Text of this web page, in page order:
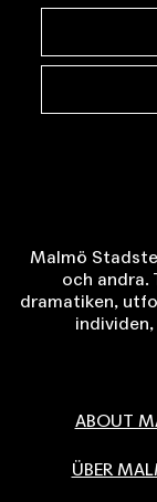
Malmö
och andra.
dramatiken,
ABOUT
ÜBER